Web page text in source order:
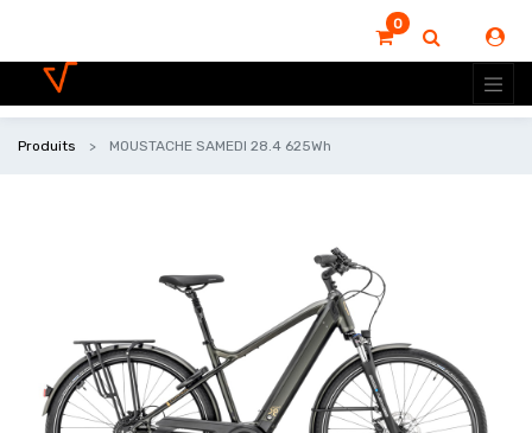
0
Produits MOUSTACHE SAMEDI 28.4 625Wh